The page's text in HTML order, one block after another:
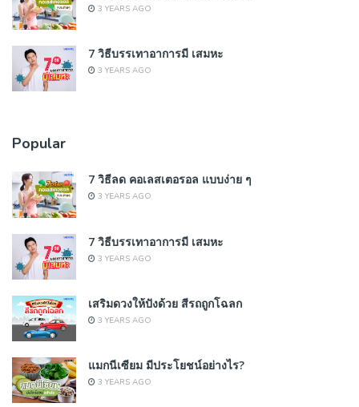
3 YEARS AGO
7 วิธีบรรเทาอาการมี เสมหะ
3 YEARS AGO
Popular
7 วิธีลด คอเลสเตอรอล แบบง่าย ๆ
3 YEARS AGO
7 วิธีบรรเทาอาการมี เสมหะ
3 YEARS AGO
เสริมดวงให้ปังด้วย สีรถถูกโฉลก
3 YEARS AGO
แมกนีเซียม มีประโยชน์อย่างไร?
3 YEARS AGO